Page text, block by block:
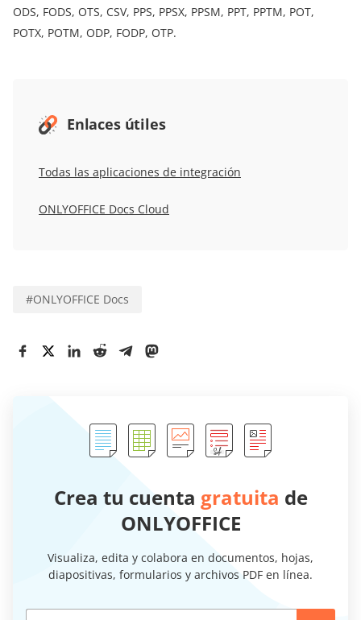
ODS, FODS, OTS, CSV, PPS, PPSX, PPSM, PPT, PPTM, POT,
POTX, POTM, ODP, FODP, OTP.
Enlaces útiles
Todas las aplicaciones de integración
ONLYOFFICE Docs Cloud
#ONLYOFFICE Docs
Crea tu cuenta gratuita de
ONLYOFFICE
Visualiza, edita y colabora en documentos, hojas,
diapositivas, formularios y archivos PDF en línea.